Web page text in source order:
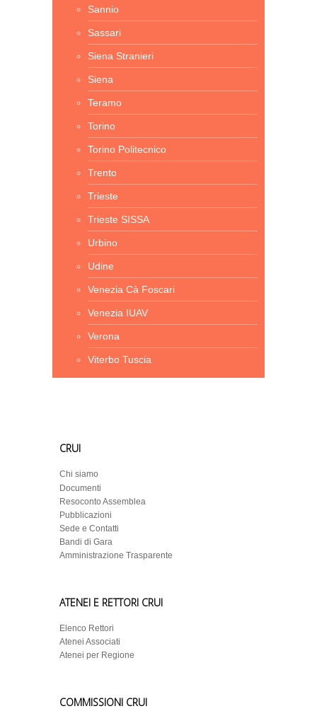
Sannio
Sassari
Siena Stranieri
Siena
Teramo
Torino
Torino Politecnico
Trento
Trieste
Trieste SISSA
Urbino
Udine
Venezia Cà Foscari
Venezia IUAV
Verona
Viterbo Tuscia
CRUI
Chi siamo
Documenti
Resoconto Assemblea
Pubblicazioni
Sede e Contatti
Bandi di Gara
Amministrazione Trasparente
ATENEI E RETTORI CRUI
Elenco Rettori
Atenei Associati
Atenei per Regione
COMMISSIONI CRUI